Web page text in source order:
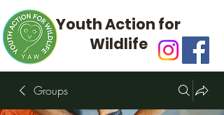
Youth Action for
Wildlife
Groups